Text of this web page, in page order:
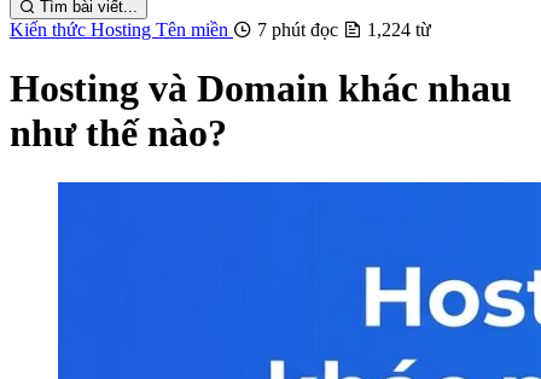
Tìm bài viết...
Kiến thức Hosting Tên miền 7 phút đọc 1,224 từ
Hosting và Domain khác nhau
như thế nào?